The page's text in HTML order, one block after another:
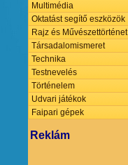
Multimédia
Oktatást segítő eszközök
Rajz és Művészettörténet
Társadalomismeret
Technika
Testnevelés
Történelem
Udvari játékok
Faipari gépek
Reklám